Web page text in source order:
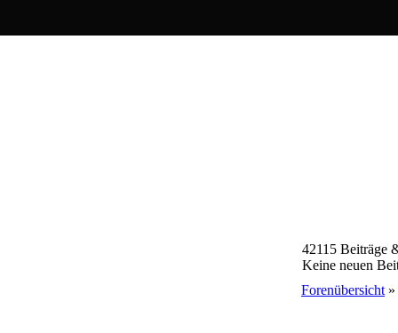
42115 Beiträge
Keine neuen
Forenübersicht